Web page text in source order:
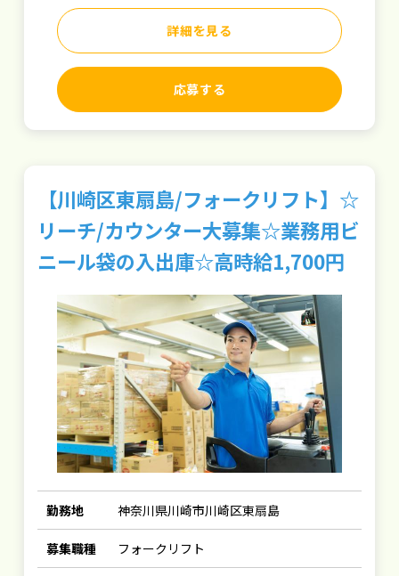
詳細を見る
応募する
【川崎区東扇島/フォークリフト】☆
リーチ/カウンター大募集☆業務用ビ
ニール袋の入出庫☆高時給1,700円
勤務地 神奈川県川崎市川崎区東扇島
募集職種 フォークリフト